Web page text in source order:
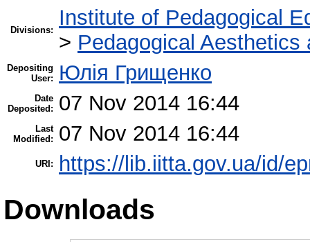
Divisions:
Institute of Pedagogical
> Pedagogical
Depositing
User:
Юлія Грищенко
Date
Deposited:
07 Nov 2014 16:44
Last
Modified:
07 Nov 2014 16:44
URI: https://lib.iitta.gov.ua/id/
Downloads